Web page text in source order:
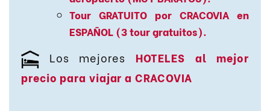
Tour GRATUITO por CRACOVIA en
ESPAÑOL (3 tour gratuitos).
Los mejores HOTELES al mejor
precio para viajar a CRACOVIA